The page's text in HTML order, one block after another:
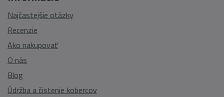
Najčastejšie otázky
Recenzie
Ako nakupovať
O nás
Blog
Údržba a čistenie kobercov